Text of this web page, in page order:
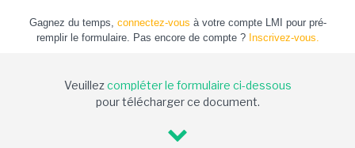
Gagnez du temps, connectez-vous à votre compte LMI pour pré-
remplir le formulaire. Pas encore de compte ? Inscrivez-vous.
Veuillezcompléter le formulaire ci-dessous
pour télécharger ce document.